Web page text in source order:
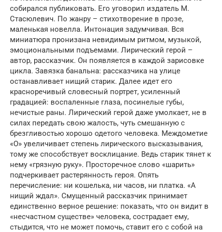
собирался публиковать. Его уговорил издатель М.
Стасюлевич. По жанру – стихотворение в прозе,
маленькая новелла. Интонация задумчивая. Вся
миниатюра пронизана невидимым ритмом, музыкой,
эмоциональными подъемами. Лирический герой –
автор, рассказчик. Он появляется в каждой зарисовке
цикла. Завязка банальна: рассказчика на улице
останавливает нищий старик. Далее идет его
красноречивый словесный портрет, усиленный
градацией: воспаленные глаза, посинелые губы,
нечистые раны. Лирический герой даже умолкает, не в
силах передать свою жалость, чуть смешанную с
брезгливостью хорошо одетого человека. Междометие
«О» увеличивает степень лирического высказывания,
тому же способствует восклицание. Ведь старик тянет к
нему «грязную руку». Просторечное слово «шарить»
подчеркивает растерянность героя. Опять
перечисление: ни кошелька, ни часов, ни платка. «А
нищий ждал». Смущенный рассказчик принимает
единственно верное решение: показать, что он видит в
«несчастном существе» человека, сострадает ему,
стыдится, что не может помочь, ставит его с собой на